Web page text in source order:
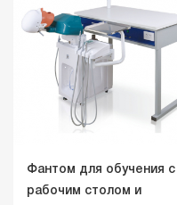
Фантом для обучения с
рабочим столом и